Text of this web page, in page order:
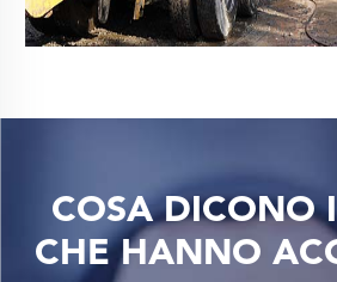
COSA DICONO
CHE HANNO